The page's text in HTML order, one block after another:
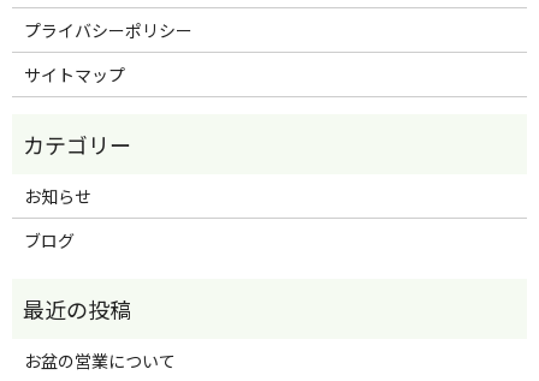
プライバシーポリシー
サイトマップ
お知らせ
ブログ
お盆の営業について